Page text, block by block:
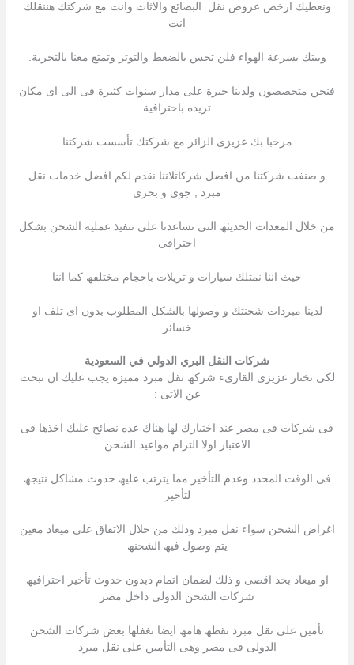
ونعطيك ارخص عروض نقل البضائع والاثاث وانت مع شركتك هننقلك
انت
وبيتك بسرعة الهواء فلن تحس بالضغط والتوتر وتمتع معنا بالتجربة.
فنحن متخصصون ولدينا خبرة على مدار سنوات كثيرة فى الى اى مكان
تريده باحترافية
مرحبا بك عزیزى الزائر مع شركتك تأسست شركتنا
و صنفت شركتنا من افضل شركاتلاننا نقدم لكم افضل خدمات نقل
مبرد , جوى و بحرى
من خلال المعدات الحدیثھ التى تساعدنا على تنفیذ عملیة الشحن بشكل
احترافى
حیث اننا نمتلك سیارات و تریلات باحجام مختلفھ كما اننا
لدینا مبردات شحنتك و وصولھا بالشكل المطلوب بدون اى تلف او
خسائر
شركات النقل البري الدولي في السعودية
لكى تختار عزیزى القارىء شركھ نقل مبرد ممیزه یجب علیك ان تبحث
عن الاتى :
فى شركات فى مصر عند اختیارك لھا ھناك عده نصائح علیك اخذھا فى
الاعتبار اولا التزام مواعید الشحن
فى الوقت المحدد وعدم التأخیر مما یترتب علیھ حدوث مشاكل نتیجھ
لتأخیر
اغراض الشحن سواء نقل مبرد وذلك من خلال الاتفاق على میعاد معین
یتم وصول فیھ الشحنھ
او میعاد بحد اقصى و ذلك لضمان اتمام دبدون حدوث تأخیر احترافیھ
شركات الشحن الدولى داخل مصر
تأمین على نقل مبرد نقطھ ھامھ ایضا تغفلھا بعض شركات الشحن
الدولى فى مصر وھى التأمین على نقل مبرد